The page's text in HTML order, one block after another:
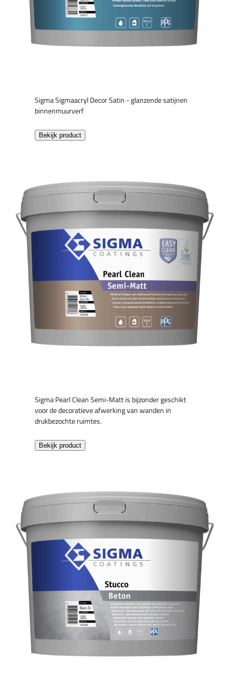
Sigma Sigmaacryl Decor Satin - glanzende satijnen
binnenmuurverf
Bekijk product
Sigma Pearl Clean Semi-Matt is bijzonder geschikt
voor de decoratieve afwerking van wanden in
drukbezochte ruimtes.
Bekijk product